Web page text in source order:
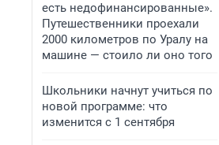
есть недофинансированные».
Путешественники проехали
2000 километров по Уралу на
машине — стоило ли оно того
Школьники начнут учиться по
новой программе: что
изменится с 1 сентября